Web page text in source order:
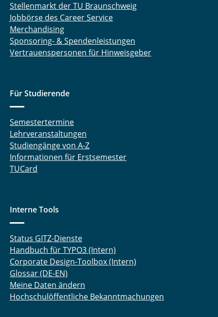
Stellenmarkt der TU Braunschweig
Jobbörse des Career Service
Merchandising
Sponsoring- & Spendenleistungen
Vertrauenspersonen für Hinweisgeber
Für Studierende
Semestertermine
Lehrveranstaltungen
Studiengänge von A-Z
Informationen für Erstsemester
TUCard
Interne Tools
Status GITZ-Dienste
Handbuch für TYPO3 (Intern)
Corporate Design-Toolbox (Intern)
Glossar (DE-EN)
Meine Daten ändern
Hochschulöffentliche Bekanntmachungen